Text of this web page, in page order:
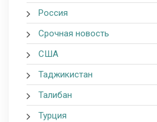
Россия
Срочная новость
США
Таджикистан
Талибан
Турция